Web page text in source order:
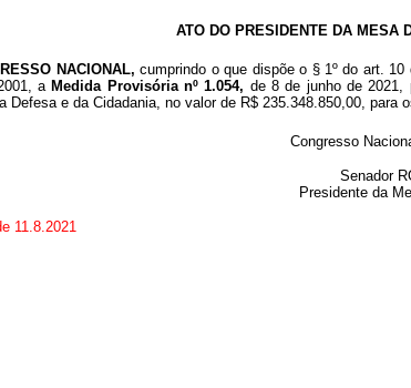
ATO DO PRESIDENTE DA MESA
NACIONAL,cumprindo o que dispõe o § 1º do art.
a Medida Provisória nº 1.054, de 8 de junho de 2021,
Defesa e da Cidadania, no valor de R$ 235.348.850,00,
Congresso
Senador
Presidente da
11.8.2021